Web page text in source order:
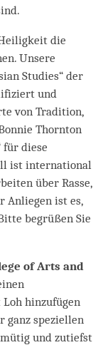
die
Unsere
Studies“ der
und
von Tradition,
Thornton
für diese
ist international
über Rasse,
Anliegen ist es,
begrüßen Sie
of Arts and
hinzufügen
ganz speziellen
und zutiefst